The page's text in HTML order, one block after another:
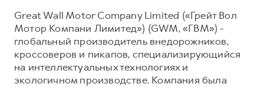
Great Wall Motor Company Limited («Грейт Вол
Мотор Компани Лимитед») (GWM, «ГВМ») -
глобальный производитель внедорожников,
кроссоверов и пикапов, специализирующийся
на интеллектуальных технологиях и
экологичном производстве. Компания была